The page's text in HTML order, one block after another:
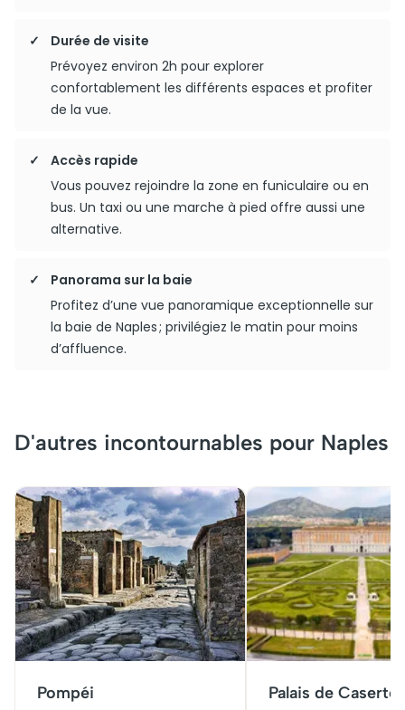
Durée de visite
Prévoyez environ 2h pour explorer
confortablement les différents espaces et profiter
de la vue.
Accès rapide
Vous pouvez rejoindre la zone en funiculaire ou en
bus. Un taxi ou une marche à pied offre aussi une
alternative.
Panorama sur la baie
Profitez d’une vue panoramique exceptionnelle sur
la baie de Naples ; privilégiez le matin pour moins
d’affluence.
D'autres incontournables pour Naples
Pompéi Palais de Caserte